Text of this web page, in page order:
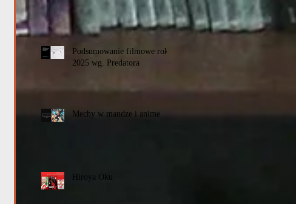
Podsumowanie filmowe roku
2025 wg. Predatora
Mechy w mandze i anime
Hiroya Oku